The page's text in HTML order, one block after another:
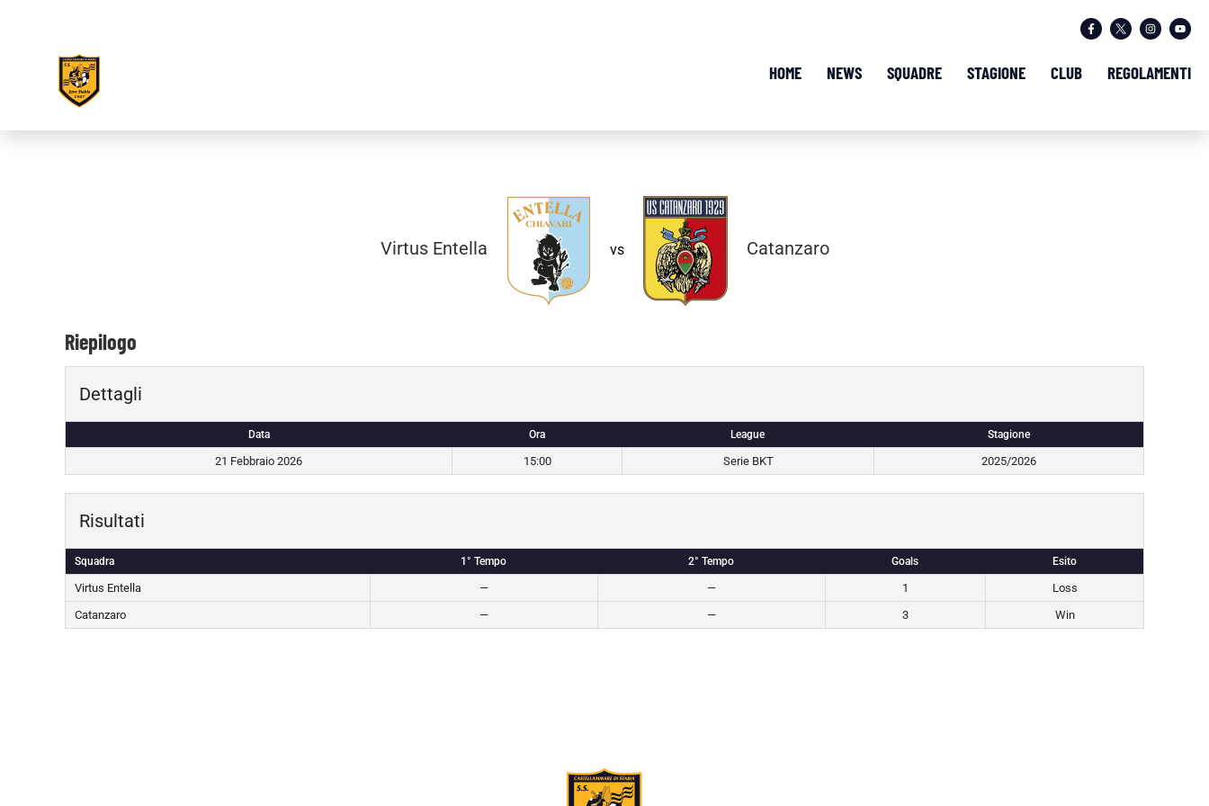
HOME NEWS SQUADRE STAGIONE CLUB REGOLAMENTI
Virtus Entella vs Catanzaro
Riepilogo
Dettagli
Data Ora League Stagione
21 Febbraio 2026 15:00 Serie BKT 2025/2026
Risultati
Squadra 1° Tempo 2° Tempo Goals Esito
Virtus Entella — — 1
Loss
Catanzaro
— — 3 Win